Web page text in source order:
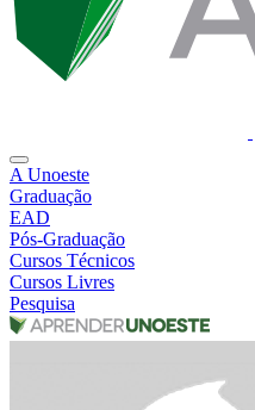
A Unoeste
Graduação
EAD
Pós-Graduação
Cursos Técnicos
Cursos Livres
Pesquisa